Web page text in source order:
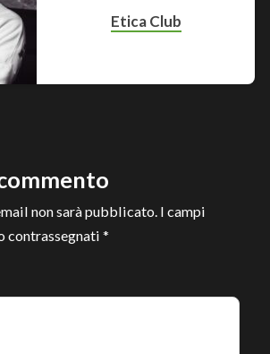
Etica Club
non sarà pubblicato. I campi
contrassegnati *